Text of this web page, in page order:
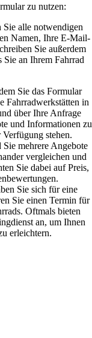
zu nutzen:
Sie alle notwendigen
Namen, Ihre E-Mail-
Sie außerdem
Sie an Ihrem Fahrrad
Sie das Formular
Fahrradwerkstätten in
über Ihre Anfrage
und Informationen zu
stehen.
Sie mehrere Angebote
vergleichen und
Sie dabei auf Preis,
Sie sich für eine
Sie einen Termin für
Oftmals bieten
an, um Ihnen
erleichtern.